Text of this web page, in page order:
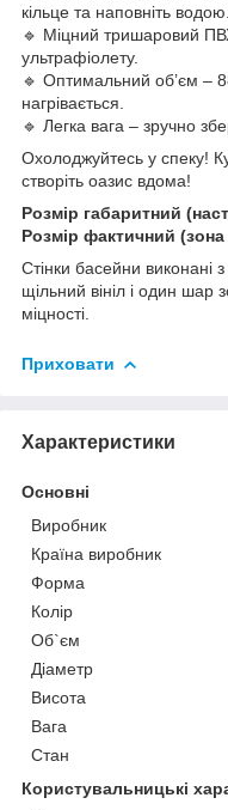
кільце та наповніть водою.
🔹 Міцний тришаровий
ультрафіолету.
🔹 Оптимальний об’єм –
нагрівається.
🔹 Легка вага – зручно
Охолоджуйтесь у спеку!
створіть оазис вдома!
Розмір габаритний
Розмір фактичний
Стінки басейни виконані
щільний вініл і один шар
міцності.
Приховати
Характеристики
Основні
Виробник
Країна виробник
Форма
Колір
Об`єм
Діаметр
Висота
Вага
Стан
Користувальницькі